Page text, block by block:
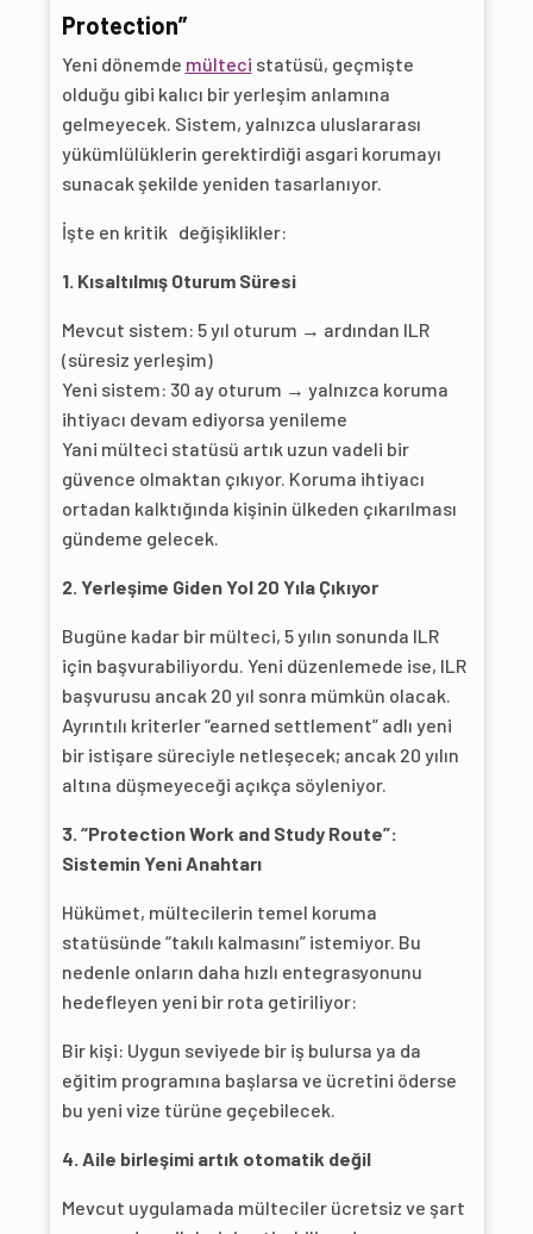
Protection”
Yeni dönemde mülteci statüsü, geçmişte
olduğu gibi kalıcı bir yerleşim anlamına
gelmeyecek. Sistem, yalnızca uluslararası
yükümlülüklerin gerektirdiği asgari korumayı
sunacak şekilde yeniden tasarlanıyor.
İşte en kritik değişiklikler:
1. Kısaltılmış Oturum Süresi
Mevcut sistem: 5 yıl oturum → ardından ILR
(süresiz yerleşim)
Yeni sistem: 30 ay oturum → yalnızca koruma
ihtiyacı devam ediyorsa yenileme
Yani mülteci statüsü artık uzun vadeli bir
güvence olmaktan çıkıyor. Koruma ihtiyacı
ortadan kalktığında kişinin ülkeden çıkarılması
gündeme gelecek.
2. Yerleşime Giden Yol 20 Yıla Çıkıyor
Bugüne kadar bir mülteci, 5 yılın sonunda ILR
için başvurabiliyordu. Yeni düzenlemede ise, ILR
başvurusu ancak 20 yıl sonra mümkün olacak.
Ayrıntılı kriterler “earned settlement” adlı yeni
bir istişare süreciyle netleşecek; ancak 20 yılın
altına düşmeyeceği açıkça söyleniyor.
3. “Protection Work and Study Route”:
Sistemin Yeni Anahtarı
Hükümet, mültecilerin temel koruma
statüsünde “takılı kalmasını” istemiyor. Bu
nedenle onların daha hızlı entegrasyonunu
hedefleyen yeni bir rota getiriliyor:
Bir kişi: Uygun seviyede bir iş bulursa ya da
eğitim programına başlarsa ve ücretini öderse
bu yeni vize türüne geçebilecek.
4. Aile birleşimi artık otomatik değil
Mevcut uygulamada mülteciler ücretsiz ve şart